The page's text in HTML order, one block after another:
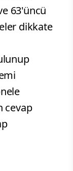
63'üncü
dikkate
cevap